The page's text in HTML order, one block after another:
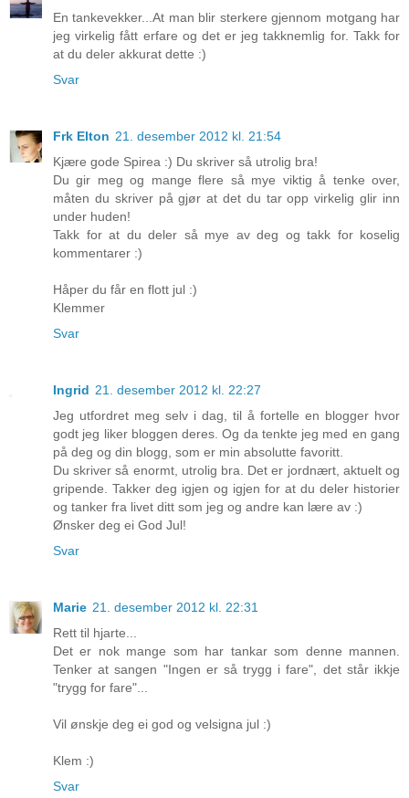
En tankevekker...At man blir sterkere gjennom motgang har
jeg virkelig fått erfare og det er jeg takknemlig for. Takk for
at du deler akkurat dette :)
Svar
Frk Elton 21. desember 2012 kl. 21:54
Kjære gode Spirea :) Du skriver så utrolig bra!
Du gir meg og mange flere så mye viktig å tenke over,
måten du skriver på gjør at det du tar opp virkelig glir inn
under huden!
Takk for at du deler så mye av deg og takk for koselig
kommentarer :)
Håper du får en flott jul :)
Klemmer
Svar
Ingrid 21. desember 2012 kl. 22:27
Jeg utfordret meg selv i dag, til å fortelle en blogger hvor
godt jeg liker bloggen deres. Og da tenkte jeg med en gang
på deg og din blogg, som er min absolutte favoritt.
Du skriver så enormt, utrolig bra. Det er jordnært, aktuelt og
gripende. Takker deg igjen og igjen for at du deler historier
og tanker fra livet ditt som jeg og andre kan lære av :)
Ønsker deg ei God Jul!
Svar
Marie 21. desember 2012 kl. 22:31
Rett til hjarte...
Det er nok mange som har tankar som denne mannen.
Tenker at sangen "Ingen er så trygg i fare", det står ikkje
"trygg for fare"...
Vil ønskje deg ei god og velsigna jul :)
Klem :)
Svar